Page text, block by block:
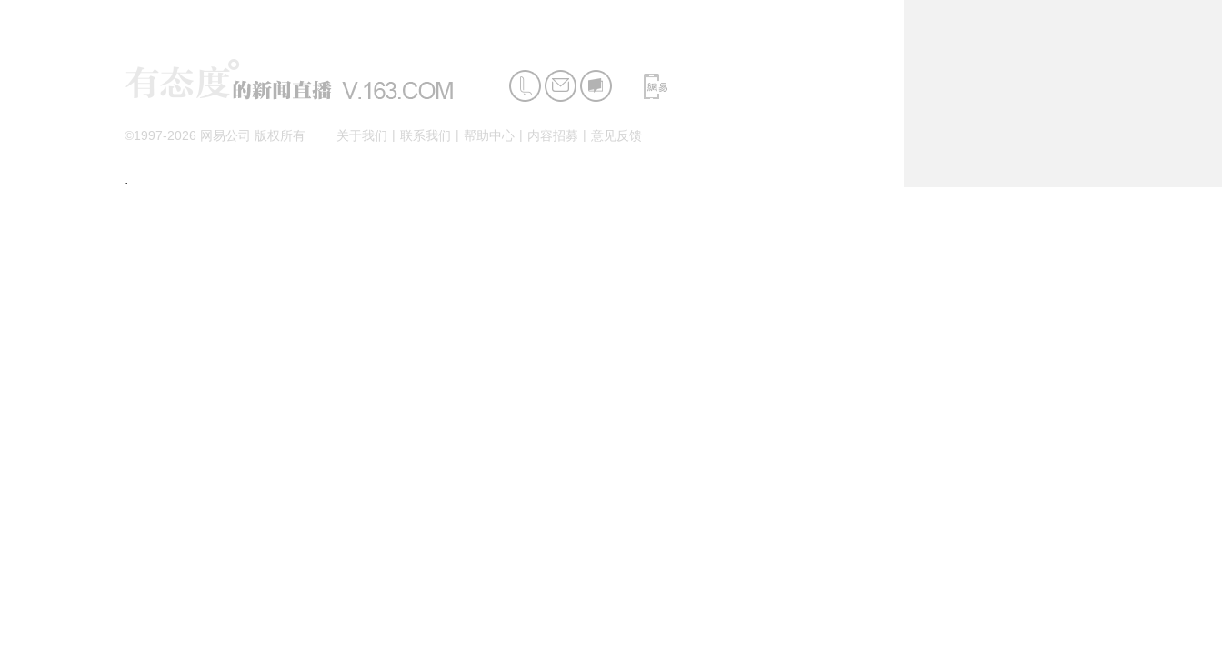
©1997-2026 网易公司 版权所有 关于我们 | 联系我们 | 帮助中心 | 内容招募 | 意见反馈